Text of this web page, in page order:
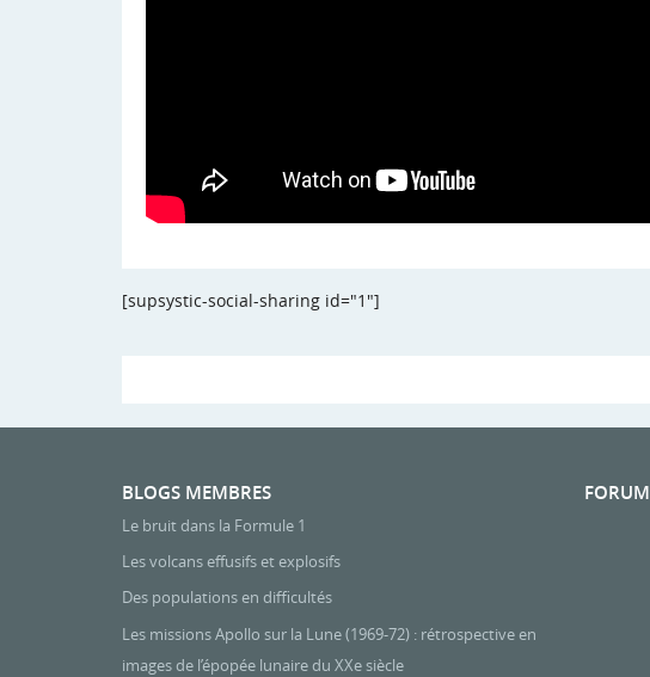
[supsystic-social-sharing id="1"]
BLOGS MEMBRES
Le bruit dans la Formule 1
Les volcans effusifs et explosifs
Des populations en difficultés
Les missions Apollo sur la Lune (1969-72) : rétrospective en
images de l’épopée lunaire du XXe siècle
FORUM